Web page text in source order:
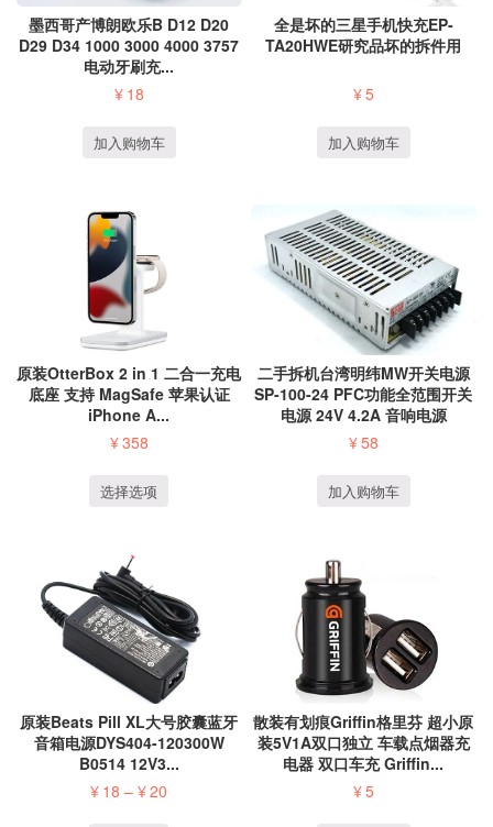
墨西哥产博朗欧乐B D12 D20
D29 D34 1000 3000 4000 3757
电动牙刷充...
¥ 18
加入购物车
全是坏的三星手机快充EP-
TA20HWE研究品坏的拆件用
¥5
加入购物车
原装OtterBox 2 in 1 二合一充电
底座 支持 MagSafe 苹果认证
iPhone A...
¥358
选择选项
二手拆机台湾明纬MW开关电源
SP-100-24 PFC功能全范围开关
电源 24V 4.2A 音响电源
¥58
加入购物车
原装Beats Pill XL大号胶囊蓝牙
音箱电源DYS404-120300W
B0514 12V3...
¥ 18 –¥20
散装有划痕Griffin格里芬 超小原
装5V1A双口独立 车载点烟器充
电器 双口车充 Griffin...
¥5